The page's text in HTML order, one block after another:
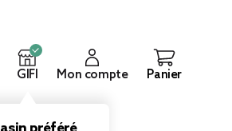
GIFI Mon compte Panier